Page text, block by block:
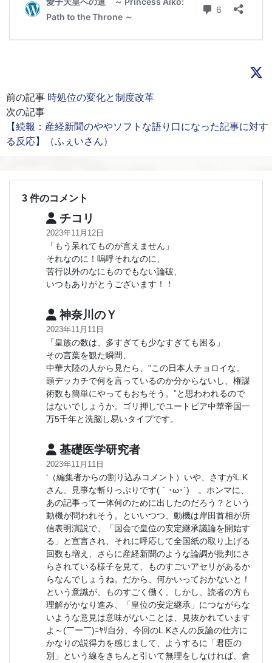
前の記事 時処位の変化と制度改革
次の記事
【続報：産経新聞のややソフトな語り口になった記事に対す
る反応】（ふぇいさん）
3 件のコメント
チコリ
2023年11月12日
「もう呆れてものが言えません」
それなのに！嗚呼それなのに、
苦行以外のなにものでもない論破、
いつもありがとうございます！！
神奈川のＹ
2023年11月11日
「皇族の数は、多すぎても少なすぎても困る」
その言葉を観た瞬間、
中華大陸の人から見たら、”この日本人チョロイな。
頭デッカチで何を言っているのか分からないし、権謀
術数も簡単にやってもおちそう。”と思わわれるので
はないでしょうか。ゴリ押しでユートピア中華帝国一
万5千年と洗脳し易いタイプです。
基礎医学研究者
2023年11月11日
‘（編集者からの割り込みコメント）いや、さすがL.K
さん、見事な斬りっぷりです(｀･ω･´)ゞ。ホンマに、
あの記事って一体何のために出したのだろう？という
動機が問われそう。といいつつ、動機は岸田首相が所
信表明演説で、「国会で皇位の安定継承議論を開始す
る」と宣言され、それに呼応して全国紙の取り上げる
回数も増え、さらに産経新聞のような論調が批判にさ
らされている様子を見て、ものすごいアセリがあるか
らなんでしょうね。だから、何かいっておかないと！
という意識が、ものすごく働く。しかし、読者の方も
理解がかなり進み、「皇位の安定継承」につながらな
いような意見は意味がないことは、見抜かれています
よ～(￣ー￣)ﾆﾔﾘ自分、今回のL.Kさんの反論の仕方に
かなりの説得力を感じまして、ようするに「君臣の
別」という線をきちんと引いて無理をしなければ、倉